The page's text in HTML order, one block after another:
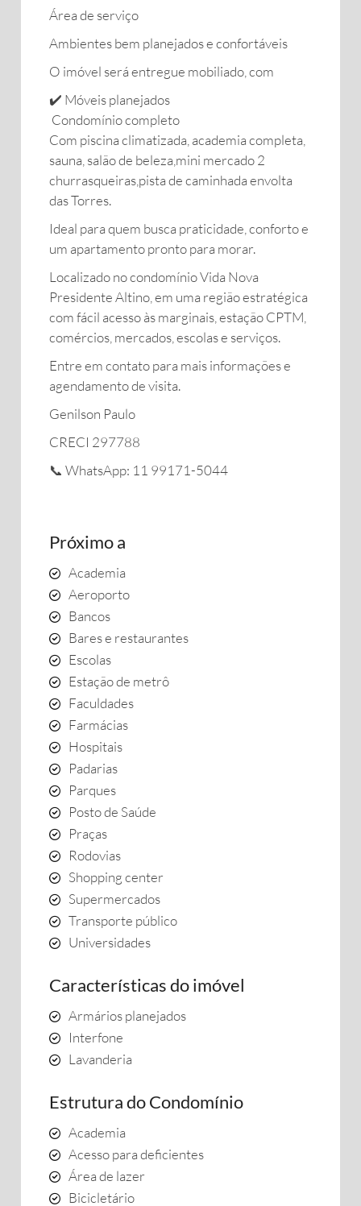
Área de serviço
Ambientes bem planejados e confortáveis
O imóvel será entregue mobiliado, com
✔️ Móveis planejados
Condomínio completo
Com piscina climatizada, academia completa,
sauna, salão de beleza,mini mercado 2
churrasqueiras,pista de caminhada envolta
das Torres.
Ideal para quem busca praticidade, conforto e
um apartamento pronto para morar.
Localizado no condomínio Vida Nova
Presidente Altino, em uma região estratégica
com fácil acesso às marginais, estação CPTM,
comércios, mercados, escolas e serviços.
Entre em contato para mais informações e
agendamento de visita.
Genilson Paulo
CRECI 297788
📞 WhatsApp: 11 99171-5044
Próximo a
Academia
Aeroporto
Bancos
Bares e restaurantes
Escolas
Estação de metrô
Faculdades
Farmácias
Hospitais
Padarias
Parques
Posto de Saúde
Praças
Rodovias
Shopping center
Supermercados
Transporte público
Universidades
Características do imóvel
Armários planejados
Interfone
Lavanderia
Estrutura do Condomínio
Academia
Acesso para deficientes
Área de lazer
Bicicletário